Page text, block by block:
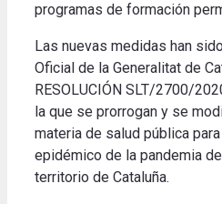
programas de formación
Las nuevas medidas han
Oficial de la Generalitat de
RESOLUCIÓN SLT/2700/
la que se prorrogan y se
materia de salud pública
epidémico de la pandemia
territorio de Cataluña.